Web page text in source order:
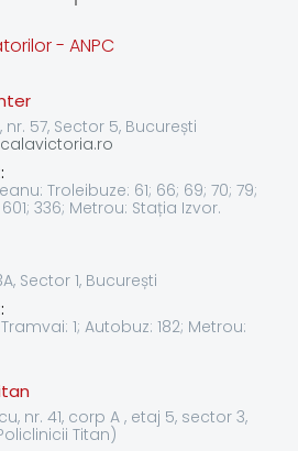
- ANPC
57, Sector 5, București
Troleibuze: 61; 66; 69; 70; 79;
336; Metrou: Stația Izvor.
Sector 1, București
1; Autobuz: 182; Metrou:
nr. 41, corp A , etaj 5, sector 3,
Titan)